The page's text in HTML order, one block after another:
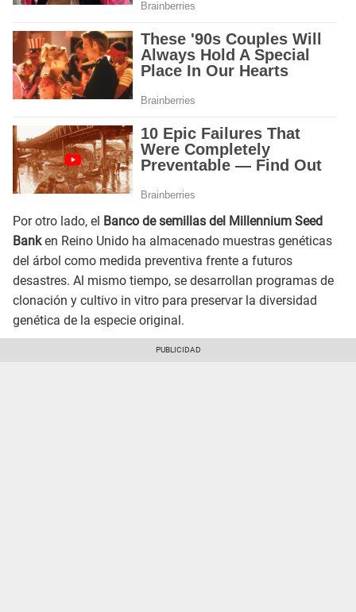
Por otro lado, el Banco de semillas del Millennium Seed
Banken Reino Unido ha almacenado muestras genéticas
del árbol como medida preventiva frente a futuros
desastres. Al mismo tiempo, se desarrollan programas de
clonación y cultivo in vitro para preservar la diversidad
genética de la especie original.